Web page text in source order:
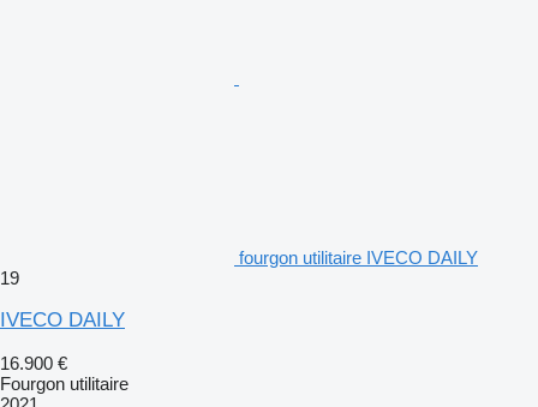
fourgon utilitaire IVECO DAILY
19
IVECO DAILY
16.900 €
Fourgon utilitaire